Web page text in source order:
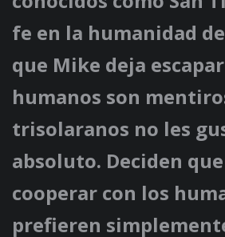
fe en la humanidad
que Mike deja
humanos son
trisolaranos no les
absoluto. Deciden
cooperar con los
prefieren